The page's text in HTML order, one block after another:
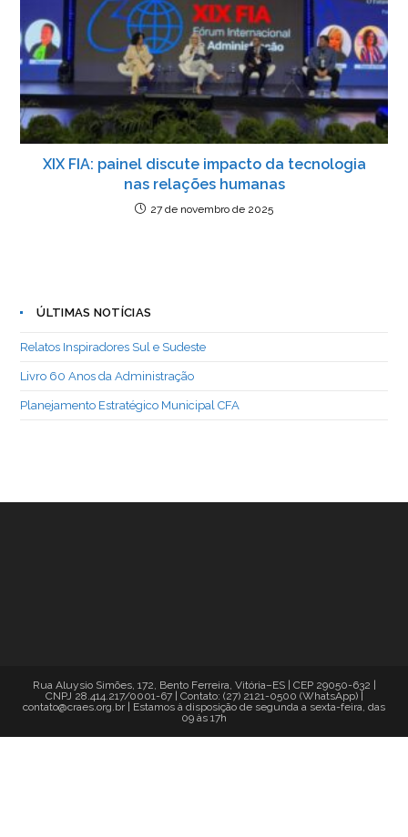
XIX FIA: painel discute impacto da tecnologia
nas relações humanas
27 de novembro de 2025
ÚLTIMAS NOTÍCIAS
Relatos Inspiradores Sul e Sudeste
Livro 60 Anos da Administração
Planejamento Estratégico Municipal CFA
Rua Aluysio Simões, 172, Bento Ferreira, Vitória–ES | CEP 29050-632 |
CNPJ 28.414.217/0001-67 | Contato: (27) 2121-0500 (WhatsApp) |
contato@craes.org.br | Estamos à disposição de segunda a sexta-feira, das
09 às 17h